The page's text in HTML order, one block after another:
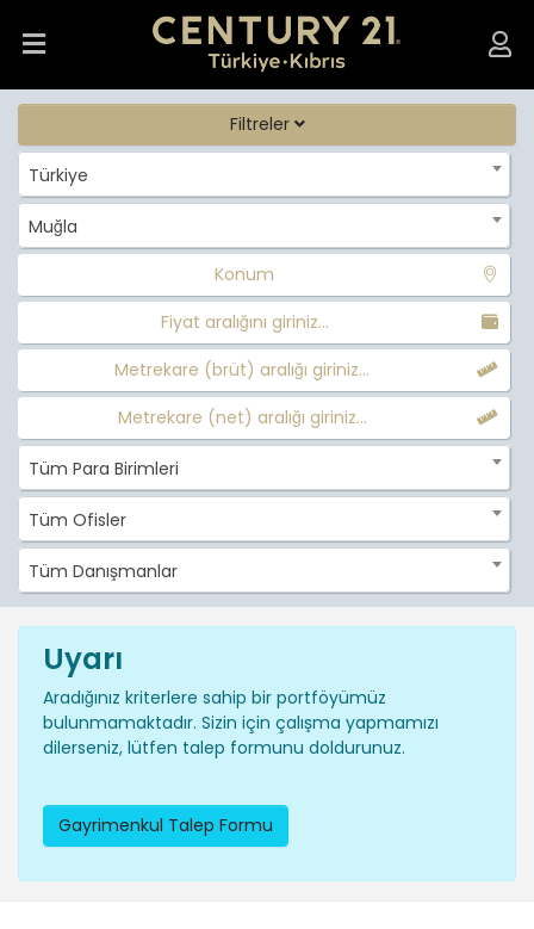
Filtreler
Türkiye
Muğla
Konum
Fiyat aralığını giriniz...
Metrekare (brüt) aralığı giriniz...
Metrekare (net) aralığı giriniz...
Tüm Para Birimleri
Tüm Ofisler
Tüm Danışmanlar
Uyarı
Aradığınız kriterlere sahip bir portföyümüz
bulunmamaktadır. Sizin için çalışma yapmamızı
dilerseniz, lütfen talep formunu doldurunuz.
Gayrimenkul Talep Formu